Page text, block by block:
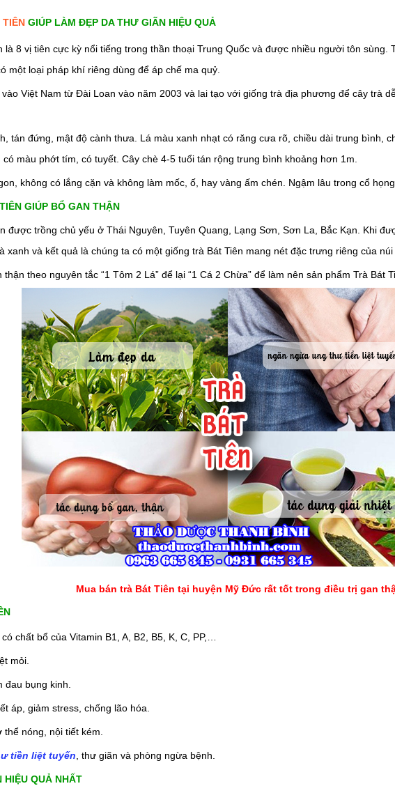
TIÊN GIÚP LÀM ĐẸP DA THƯ GIÃN HIỆU QUẢ
là 8 vị tiên cực kỳ nổi tiếng trong thần thoại Trung Quốc và được nhiều người tôn
một loại pháp khí riêng dùng để áp chế ma quỷ.
Việt Nam từ Đài Loan vào năm 2003 và lai tạo với giống trà địa phương để cây trà
tán đứng, mật độ cành thưa. Lá màu xanh nhạt có răng cưa rõ, chiều dài trung bình,
màu phớt tím, có tuyết. Cây chè 4-5 tuổi tán rộng trung bình khoảng hơn 1m.
không có lắng cặn và không làm mốc, ố, hay vàng ấm chén. Ngậm lâu trong cổ
GIÚP BỔ GAN THẬN
được trồng chủ yếu ở Thái Nguyên, Tuyên Quang, Lạng Sơn, Sơn La, Bắc Kạn. Khi
xanh và kết quả là chúng ta có một giống trà Bát Tiên mang nét đặc trưng riêng của
theo nguyên tắc “1 Tôm 2 Lá” để lại “1 Cá 2 Chừa” để làm nên sản phẩm Trà Bát
Mua bán trà Bát Tiên tại huyện Mỹ Đức rất tốt trong điều trị gan
có chất bổ của Vitamin B1, A, B2, B5, K, C, PP,…
mỏi.
đau bụng kinh.
áp, giảm stress, chống lão hóa.
thể nóng, nội tiết kém.
tiền liệt tuyến , thư giãn và phòng ngừa bệnh.
HIỆU QUẢ NHẤT